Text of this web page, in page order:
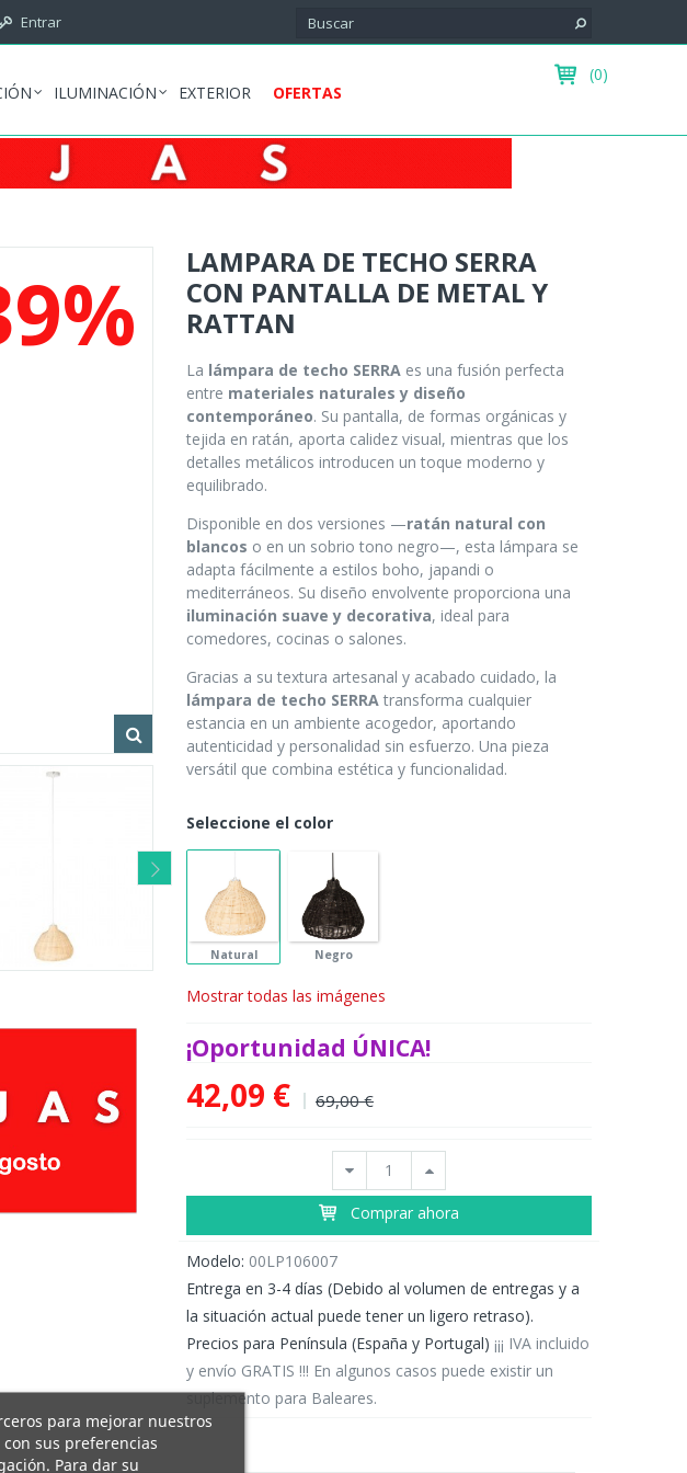
Entrar
(0)
ILUMINACIÓN EXTERIOR OFERTAS
LAMPARA DE TECHO SERRA
CON PANTALLA DE METAL Y
RATTAN
La lámpara de techo SERRA es una fusión perfecta
entre materiales naturales y diseño
contemporáneo. Su pantalla, de formas orgánicas y
tejida en ratán, aporta calidez visual, mientras que los
detalles metálicos introducen un toque moderno y
equilibrado.
Disponible en dos versiones —ratán natural con
blancos o en un sobrio tono negro—, esta lámpara se
adapta fácilmente a estilos boho, japandi o
mediterráneos. Su diseño envolvente proporciona una
iluminación suave y decorativa, ideal para
comedores, cocinas o salones.
Gracias a su textura artesanal y acabado cuidado, la
lámpara de techo SERRA transforma cualquier
estancia en un ambiente acogedor, aportando
autenticidad y personalidad sin esfuerzo. Una pieza
versátil que combina estética y funcionalidad.
Seleccione el color
Natural Negro
Mostrar todas las imágenes
¡Oportunidad ÚNICA!
42,09 € 69,00 €
Comprar ahora
Modelo: 00LP106007
Entrega en 3-4 días (Debido al volumen de entregas y a
la situación actual puede tener un ligero retraso).
Precios para Península (España y Portugal) ¡¡¡ IVA incluido
y envío GRATIS !!! En algunos casos puede existir un
suplemento para Baleares.
para mejorar nuestros
sus preferencias
Para dar su